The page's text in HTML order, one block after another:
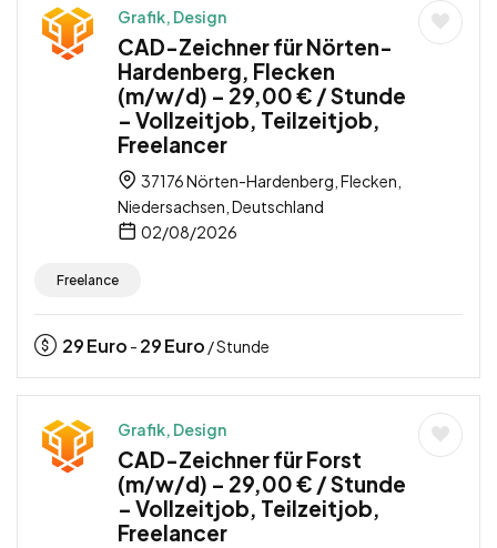
Grafik, Design
CAD-Zeichner für Nörten-
Hardenberg, Flecken
(m/w/d) – 29,00 € / Stunde
– Vollzeitjob, Teilzeitjob,
Freelancer
37176 Nörten-Hardenberg, Flecken,
Niedersachsen, Deutschland
02/08/2026
Freelance
29Euro - 29Euro / Stunde
Grafik, Design
CAD-Zeichner für Forst
(m/w/d) – 29,00 € / Stunde
– Vollzeitjob, Teilzeitjob,
Freelancer